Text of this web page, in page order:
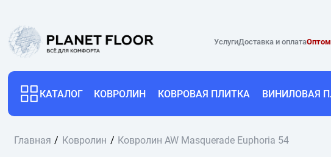
УслугиДоставка и оплатаОптом
КАТАЛОГ КОВРОЛИН КОВРОВАЯ ПЛИТКА ВИНИЛОВАЯ
Главная Ковролин Ковролин AW Masquerade Euphoria 54